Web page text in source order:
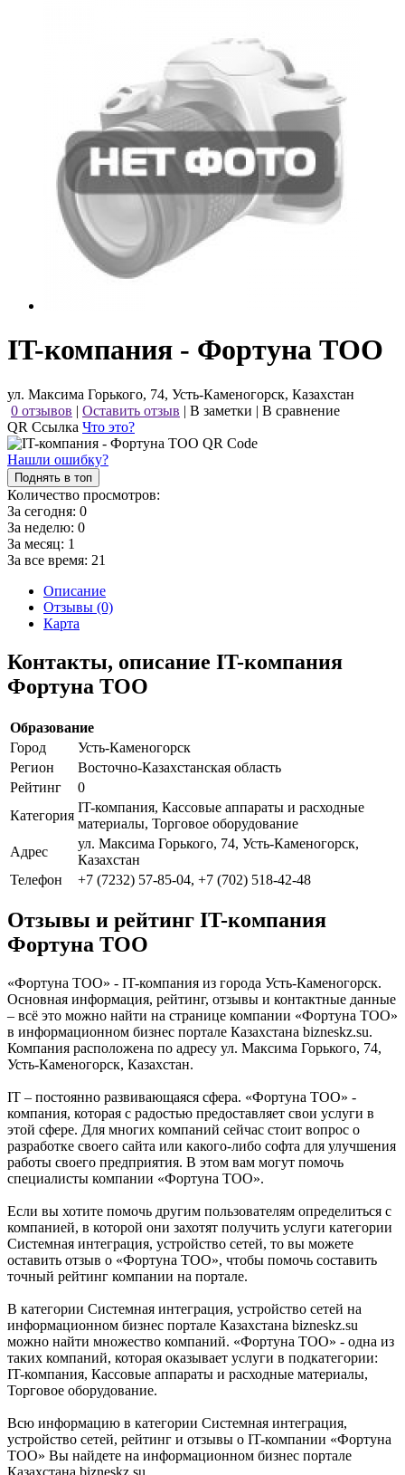
IT-компания - Фортуна ТОО
ул. Максима Горького, 74, Усть-Каменогорск, Казахстан
0 отзывов | Оставить отзыв | В заметки | В сравнение
QR Ссылка Что это?
Нашли ошибку?
Поднять в топ
Количество просмотров:
За сегодня: 0
За неделю: 0
За месяц: 1
За все время: 21
Описание
Отзывы (0)
Карта
Контакты, описание IT-компания
Фортуна ТОО
Образование
Город
Усть-Каменогорск
Регион
Восточно-Казахстанская область
Рейтинг
0
Категория
IT-компания, Кассовые аппараты и расходные
материалы, Торговое оборудование
Адрес
ул. Максима Горького, 74, Усть-Каменогорск,
Казахстан
Телефон
+7 (7232) 57-85-04, +7 (702) 518-42-48
Отзывы и рейтинг IT-компания
Фортуна ТОО
«Фортуна ТОО» - IT-компания из города Усть-Каменогорск.
Основная информация, рейтинг, отзывы и контактные данные
– всё это можно найти на странице компании «Фортуна ТОО»
в информационном бизнес портале Казахстана bizneskz.su.
Компания расположена по адресу ул. Максима Горького, 74,
Усть-Каменогорск, Казахстан.
IT – постоянно развивающаяся сфера. «Фортуна ТОО» -
компания, которая с радостью предоставляет свои услуги в
этой сфере. Для многих компаний сейчас стоит вопрос о
разработке своего сайта или какого-либо софта для улучшения
работы своего предприятия. В этом вам могут помочь
специалисты компании «Фортуна ТОО».
Если вы хотите помочь другим пользователям определиться с
компанией, в которой они захотят получить услуги категории
Системная интеграция, устройство сетей, то вы можете
оставить отзыв о «Фортуна ТОО», чтобы помочь составить
точный рейтинг компании на портале.
В категории Системная интеграция, устройство сетей на
информационном бизнес портале Казахстана bizneskz.su
можно найти множество компаний. «Фортуна ТОО» - одна из
таких компаний, которая оказывает услуги в подкатегории:
IT-компания, Кассовые аппараты и расходные материалы,
Торговое оборудование.
Всю информацию в категории Системная интеграция,
устройство сетей, рейтинг и отзывы о IT-компании «Фортуна
ТОО» Вы найдете на информационном бизнес портале